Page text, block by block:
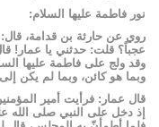
نور فاطمة عليها السلام:
روي عن حارثة بن قدامة،
عجباً؟ قلت: حدثني يا عمار!
وقد ولج على فاطمة عليها
وبما هو كائن، وبما لم يكن
قال عمار: فرأيت أمير
إذ دخل على النبي صلى الله